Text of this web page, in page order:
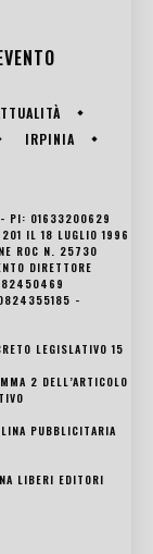
IRPINIA
- PI: 01633200629
IL 18 LUGLIO 1996
ROC N. 25730
DIRETTORE
082450469
0824355185 -
LEGISLATIVO 15
2 DELL’ARTICOLO
PUBBLICITARIA
LIBERI EDITORI